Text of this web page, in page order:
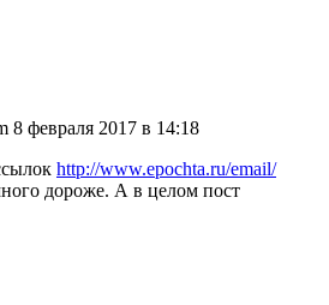
8 февраля 2017 в 14:18
http://www.epochta.ru/email/
дороже. А в целом пост